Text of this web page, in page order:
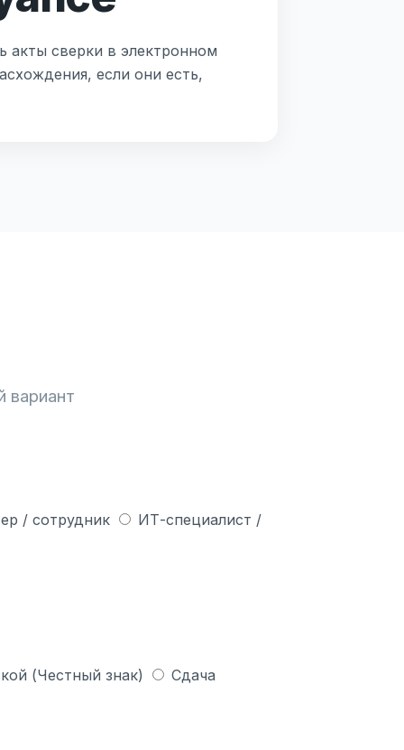
акты сверки в электронном
если они есть,
вариант
/ сотрудник
ИТ-специалист /
(Честный знак)
Сдача